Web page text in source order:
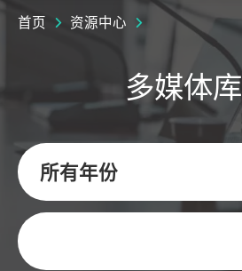
首页 资源中心
多媒体库
所有年份
关键字